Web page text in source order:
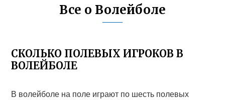
Все о Волейболе
СКОЛЬКО ПОЛЕВЫХ ИГРОКОВ В
ВОЛЕЙБОЛЕ
В волейболе на поле играют по шесть полевых